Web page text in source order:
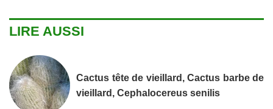
LIRE AUSSI
Cactus tête de vieillard, Cactus barbe de
vieillard, Cephalocereus senilis